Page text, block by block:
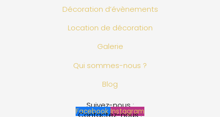
Décoration d’évènements
Location de décoration
Galerie
Qui sommes-nous ?
Blog
Suivez-nous :
Facebook Instagram